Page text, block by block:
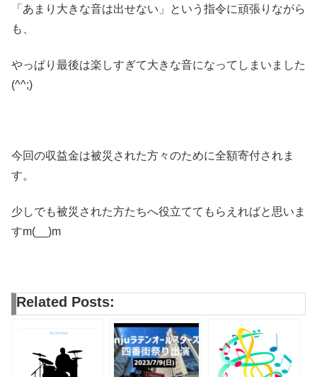
「あまり大きな音は出せない」という指令に頑張りながら
も、
やっぱり最後は楽しすぎて大きな音になってしまいました
(^^;)
今回の収益金は被災された方々のために全額寄付されま
す。
少しでも被災された方たちへ役立ててもらえればと思いま
すm(__)m
Related Posts: